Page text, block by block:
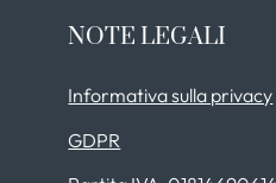
NOTE LEGALI
Informativa sulla privacy
GDPR